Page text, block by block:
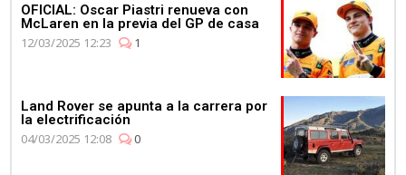
OFICIAL: Oscar Piastri renueva con
McLaren en la previa del GP de casa
12/03/2025 12:23
1
Land Rover se apunta a la carrera por
la electrificación
04/03/2025 12:08
0